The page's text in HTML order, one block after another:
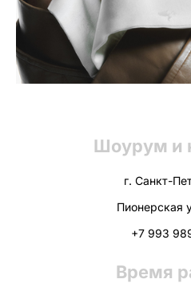
Шоурум и
г. Санкт-
Пионерская
+7 993
Время